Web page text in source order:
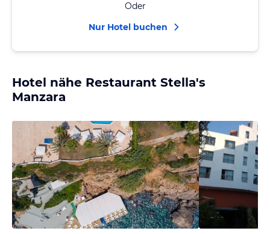
Oder
Nur Hotel buchen
Hotel nähe Restaurant Stella's
Manzara